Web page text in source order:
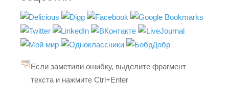
Если заметили ошибку, выделите фрагмент
текста и нажмите Ctrl+Enter